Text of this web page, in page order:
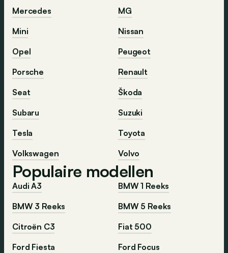
Mercedes
MG
Mini
Nissan
Opel
Peugeot
Porsche
Renault
Seat
Škoda
Subaru
Suzuki
Tesla
Toyota
Volkswagen
Volvo
Populaire modellen
Audi A3
BMW 1 Reeks
BMW 3 Reeks
BMW 5 Reeks
Citroën C3
Fiat 500
Ford Fiesta
Ford Focus